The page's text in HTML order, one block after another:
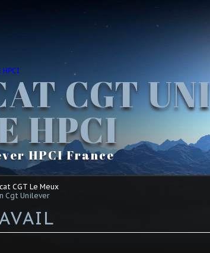
CGT
HPCI
HPCI France
CGT Le Meux
Cgt Unilever